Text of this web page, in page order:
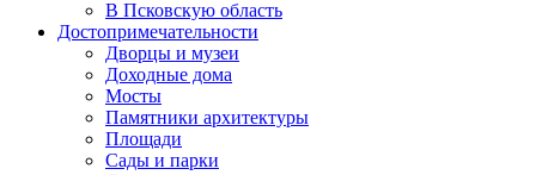
В Псковскую область
Достопримечательности
Дворцы и музеи
Доходные дома
Мосты
Памятники архитектуры
Площади
Сады и парки